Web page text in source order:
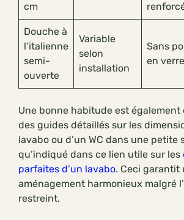
cm
Douche à
l’italienne
semi-
ouverte
Variable
selon
installation
Sans
en
Une bonne habitude est également
des guides détaillés sur les
lavabo ou d’un WC dans une petite
qu’indiqué dans ce lien utile sur les
parfaites d’un lavabo. Ceci garantit
aménagement harmonieux malgré
restreint.